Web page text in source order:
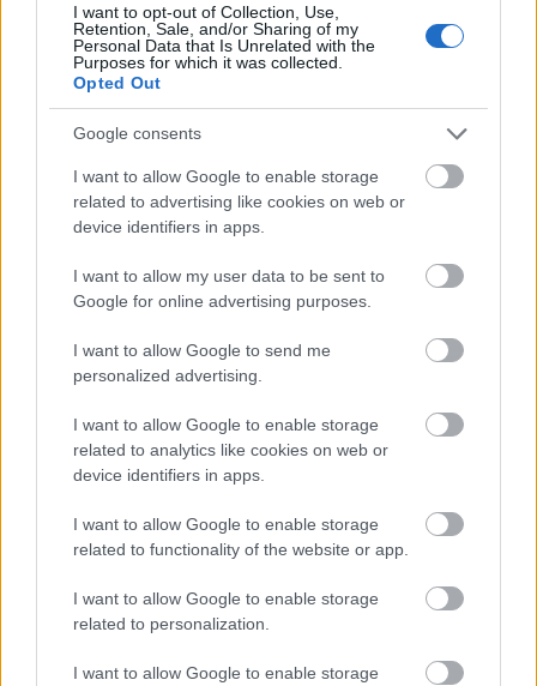
I want to opt-out of Collection, Use,
Retention, Sale, and/or Sharing of my
Personal Data that Is Unrelated with the
Purposes for which it was collected.
Opted Out
Google consents
I want to allow Google to enable storage
related to advertising like cookies on web or
device identifiers in apps.
I want to allow my user data to be sent to
Google for online advertising purposes.
I want to allow Google to send me
personalized advertising.
I want to allow Google to enable storage
related to analytics like cookies on web or
device identifiers in apps.
I want to allow Google to enable storage
related to functionality of the website or app.
I want to allow Google to enable storage
related to personalization.
I want to allow Google to enable storage
Rekik es baja en el Sevilla y
Koundé está entre algodones, por
lo que Gudelj puede tener una
contra el Levante. El serbio es una
opción low-cost a considerar para
completar tu equipo de la jornada
2. Antoine Griezmann (Atlético, delantero, 14.500.000,
+1.380.000)
El caso del francés es realmente curioso. No ha visto puerta
en 8 partidos disputados de LaLiga y es poco rentable en el
juego (3,38 puntos de media), pero en Champions ya ha
anotado 3 goles, 2 de ellos esta semana ante el Liverpool
en un encuentro en el que también fue expulsado.
Tras su doblete ante los Reds, los managers han vuelto a
pujar con ganas por él y en apenas 2 días ha subido su
devuelve la confianza depositada en forma de puntos o
continúa sin dar el rendimiento esperado.